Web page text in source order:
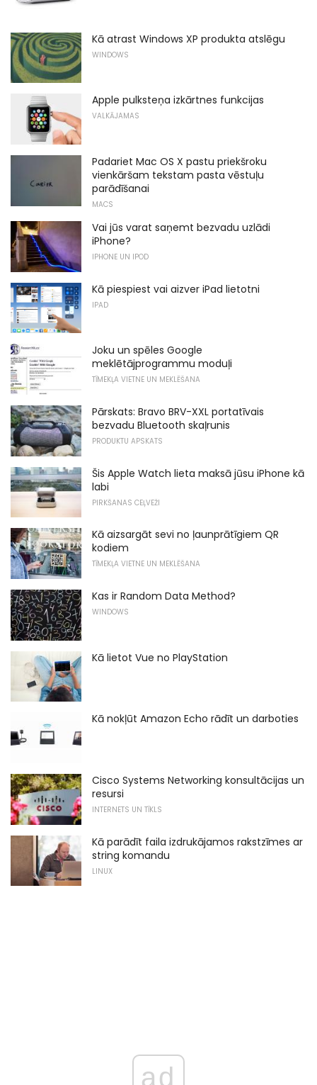
Kā atrast Windows XP produkta atslēgu
WINDOWS
Apple pulksteņa izkārtnes funkcijas
VALKĀJAMAS
Padariet Mac OS X pastu priekšroku
vienkāršam tekstam pasta vēstuļu
parādīšanai
MACS
Vai jūs varat saņemt bezvadu uzlādi
iPhone?
IPHONE UN IPOD
Kā piespiest vai aizver iPad lietotni
IPAD
Joku un spēles Google
meklētājprogrammu moduļi
TĪMEKĻA VIETNE UN MEKLĒŠANA
Pārskats: Bravo BRV-XXL portatīvais
bezvadu Bluetooth skaļrunis
PRODUKTU APSKATS
Šis Apple Watch lieta maksā jūsu iPhone kā
labi
PIRKŠANAS CEĻVEŽI
Kā aizsargāt sevi no ļaunprātīgiem QR
kodiem
TĪMEKĻA VIETNE UN MEKLĒŠANA
Kas ir Random Data Method?
WINDOWS
Kā lietot Vue no PlayStation
Kā nokļūt Amazon Echo rādīt un darboties
Cisco Systems Networking konsultācijas un
resursi
INTERNETS UN TĪKLS
Kā parādīt faila izdrukājamos rakstzīmes ar
string komandu
LINUX
ad